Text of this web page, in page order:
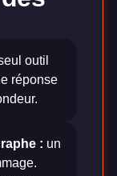
outil
réponse
: un